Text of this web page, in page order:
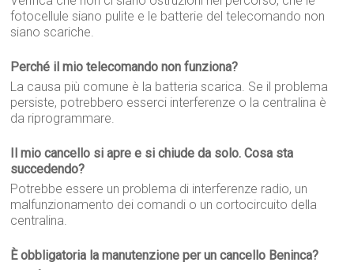
fotocellule siano pulite e le batterie del telecomando non
siano scariche.
Perché il mio telecomando non funziona?
La causa più comune è la batteria scarica. Se il problema
persiste, potrebbero esserci interferenze o la centralina è
da riprogrammare.
Il mio cancello si apre e si chiude da solo. Cosa sta
succedendo?
Potrebbe essere un problema di interferenze radio, un
malfunzionamento dei comandi o un cortocircuito della
centralina.
È obbligatoria la manutenzione per un cancello Beninca?